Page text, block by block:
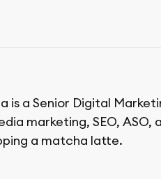
is a Senior Digital
marketing, SEO,
a matcha latte.